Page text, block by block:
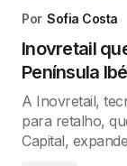
Por Sofia Costa
Inovretail
Península
A Inovretail,
para retalho,
Capital,